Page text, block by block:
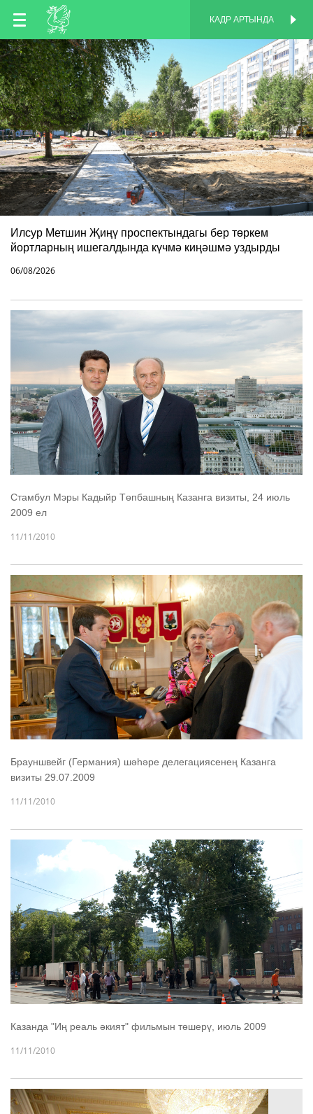
TT
EN
RU
КАДР АРТЫНДА
Илсур Метшин Җиңү проспектындагы бер төркем
йортларның ишегалдында күчмә киңәшмә уздырды
06/08/2026
Стамбул Мэры Кадыйр Төпбашның Казанга визиты, 24 июль
2009 ел
11/11/2010
Брауншвейг (Германия) шәһәре делегациясенең Казанга
визиты 29.07.2009
11/11/2010
Казанда "Иң реаль әкият" фильмын төшерү, июль 2009
11/11/2010
КАДР АРТЫНДА